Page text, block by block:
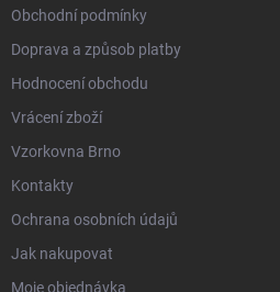
Obchodní podmínky
Doprava a způsob platby
Hodnocení obchodu
Vrácení zboží
Vzorkovna Brno
Kontakty
Ochrana osobních údajů
Jak nakupovat
Moje objednávka